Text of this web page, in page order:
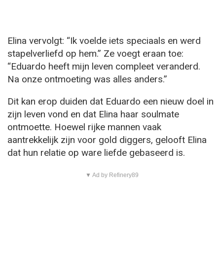
Elina vervolgt: “Ik voelde iets speciaals en werd
stapelverliefd op hem.” Ze voegt eraan toe:
“Eduardo heeft mijn leven compleet veranderd.
Na onze ontmoeting was alles anders.”
Dit kan erop duiden dat Eduardo een nieuw doel in
zijn leven vond en dat Elina haar soulmate
ontmoette. Hoewel rijke mannen vaak
aantrekkelijk zijn voor gold diggers, gelooft Elina
dat hun relatie op ware liefde gebaseerd is.
▼ Ad by Refinery89